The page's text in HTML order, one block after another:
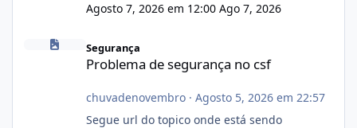
Agosto 7, 2026 em 12:00 Ago 7, 2026
Problema de segurança no csf
Segurança
Problema de segurança no csf
chuvadenovembro· Agosto 5, 2026 em 22:57
Segue url do topico onde está sendo